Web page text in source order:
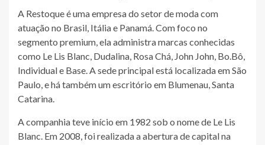
A Restoque é uma empresa do setor de moda com
atuação no Brasil, Itália e Panamá. Com foco no
segmento premium, ela administra marcas conhecidas
como Le Lis Blanc, Dudalina, Rosa Chá, John John, Bo.Bô,
Individual e Base. A sede principal está localizada em São
Paulo, e há também um escritório em Blumenau, Santa
Catarina.
A companhia teve início em 1982 sob o nome de Le Lis
Blanc. Em 2008, foi realizada a abertura de capital na